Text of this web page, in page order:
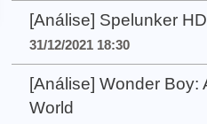
[Análise] Spelunker
31/12/2021 18:30
[Análise] Wonder Boy:
World